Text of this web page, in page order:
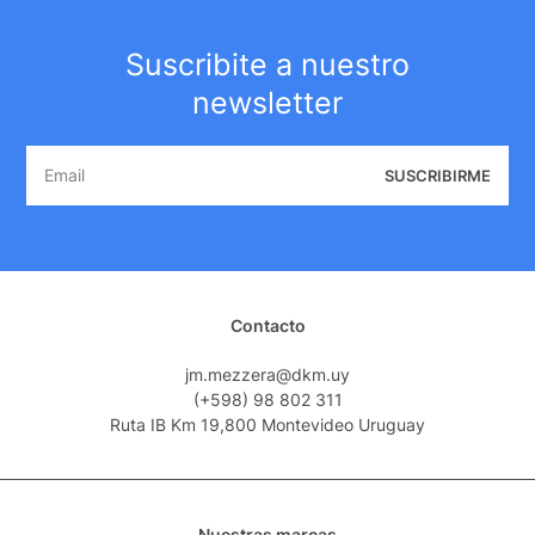
Suscribite a nuestro
newsletter
SUSCRIBIRME
Contacto
jm.mezzera@dkm.uy
(+598) 98 802 311
Ruta IB Km 19,800 Montevideo Uruguay